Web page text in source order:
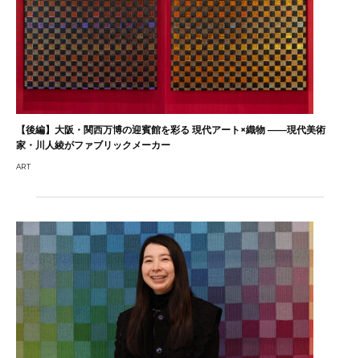
【後編】大阪・関西万博の迎賓館を彩る 現代アート×織物 ――現代美術
家・川人綾がファブリックメーカー
ART